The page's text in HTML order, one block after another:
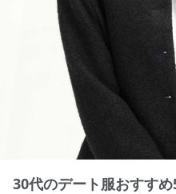
30代のデート服おすす